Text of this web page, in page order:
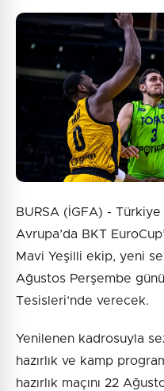
4
BURSA (İGFA) -
Avrupa’da BKT
Mavi Yeşilli ekip, yeni
Ağustos Perşembe
Tesisleri’nde verecek.
Yenilenen kadrosuyla
hazırlık ve kamp
hazırlık maçını 22